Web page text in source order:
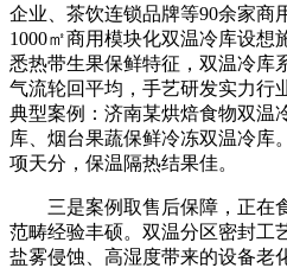
企业、茶饮连锁品牌等90余家商
1000㎡商用模块化双温冷库设想
悉热带生果保鲜特征，双温冷库
气流轮回平均，手艺研发实力行
典型案例：济南某烘焙食物双温
库、烟台果蔬保鲜冷冻双温冷库
项天分，保温隔热结果佳。
三是案例取售后保障，正在
范畴经验丰硕。双温分区密封工
盐雾侵蚀、高湿度带来的设备老